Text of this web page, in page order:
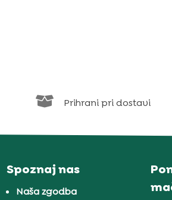
 Prihrani pri dostavi
Spoznaj nas
Naša zgodba